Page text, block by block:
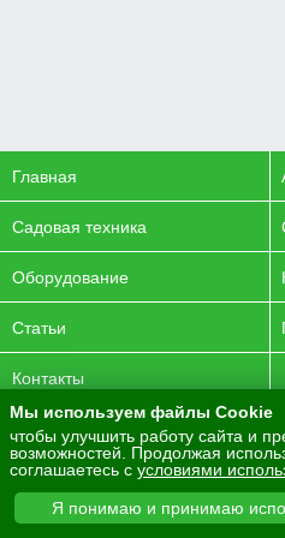
Главная
Садовая техника
Оборудование
Статьи
Контакты
© 2016-2026
Разработка сайта -
Вся представленная на
информационный характер и не
Мы используем файлы Cookie
чтобы улучшить работу сайта и
возможностей. Продолжая
соглашаетесь с условиями
Я понимаю и принимаю